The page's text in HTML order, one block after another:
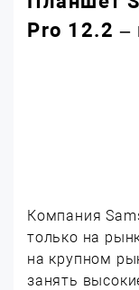
Pro 12.2 –
Компания
только на
на крупном
занять